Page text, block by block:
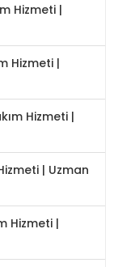
Hizmeti |
Hizmeti |
Hizmeti |
| Uzman
Hizmeti |